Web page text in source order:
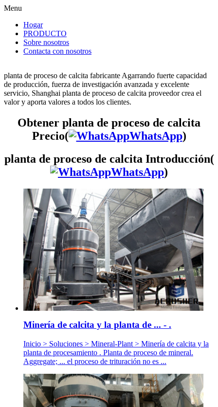
Menu
Hogar
PRODUCTO
Sobre nosotros
Contacta con nosotros
planta de proceso de calcita fabricante Agarrando fuerte capacidad
de producción, fuerza de investigación avanzada y excelente
servicio, Shanghai planta de proceso de calcita proveedor crea el
valor y aporta valores a todos los clientes.
Obtener planta de proceso de calcita
Precio(
WhatsApp)
planta de proceso de calcita Introducción(
WhatsApp)
Minería de calcita y la planta de ... - .
Inicio > Soluciones > Mineral-Plant > Minería de calcita y la
planta de procesamiento . Planta de proceso de mineral.
Aggregate; ... el proceso de trituración no es ...